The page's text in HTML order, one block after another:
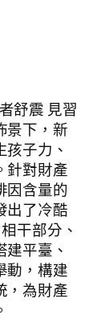
舒震 見習
景下，新
子力、
針對財產
因含量的
出了冷酷
干部分、
平臺、
動，構建
，為財產